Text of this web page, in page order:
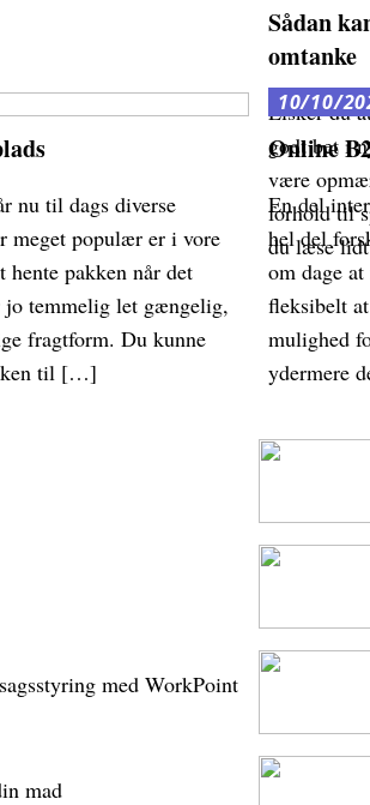
Sådan
omtanke
Elsker du
godt bet i
være
forhold til
du læse
nu til dags diverse
meget populær er i vore
hente pakken når det
jo temmelig let gængelig,
fragtform. Du kunne
til […]
10/10/
Online
En del
hel del
om dage
fleksibelt
mulighed
ydermere
med WorkPoint
mad